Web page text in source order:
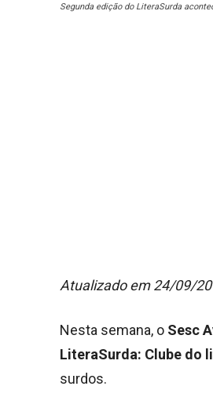
Segunda edição do LiteraSurda
Atualizado em 24/09/
Nesta semana, o Sesc
LiteraSurda: Clube do
surdos.